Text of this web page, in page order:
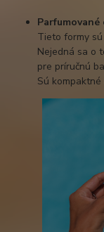
Tieto formy
Nejedná sa o
pre príručnú
Sú